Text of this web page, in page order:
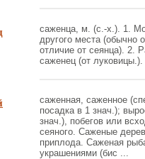
саженца, м. (с.-х.). 1.
другого места (обычно
отличие от сеянца). 2.
саженец (от
саженная, саженное
посадка в 1 знач.);
знач.), побегов или
сеяного. Саженые
приплода. Саженая
украшениями (бис ...